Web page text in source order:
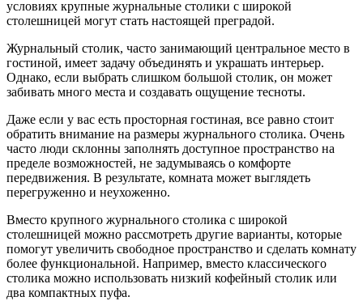
условиях крупные журнальные столики с широкой
столешницей могут стать настоящей преградой.
Журнальный столик, часто занимающий центральное место в
гостиной, имеет задачу объединять и украшать интерьер.
Однако, если выбрать слишком большой столик, он может
забивать много места и создавать ощущение тесноты.
Даже если у вас есть просторная гостиная, все равно стоит
обратить внимание на размеры журнального столика. Очень
часто люди склонны заполнять доступное пространство на
пределе возможностей, не задумываясь о комфорте
передвижения. В результате, комната может выглядеть
перегруженно и неухоженно.
Вместо крупного журнального столика с широкой
столешницей можно рассмотреть другие варианты, которые
помогут увеличить свободное пространство и сделать комнату
более функциональной. Например, вместо классического
столика можно использовать низкий кофейный столик или
два компактных пуфа.